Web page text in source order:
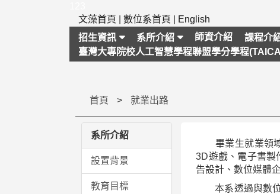
文藻首頁
數位系首頁 English
招生資訊
系所介紹 師資介紹 課程介
臺灣大專院校人工智慧學程聯盟學分學程
首頁 就業出路
系所介紹
設置背景
教育目標
畢業生就業領域
3D遊戲、電子書製
告設計、數位媒體
本系透過與數位